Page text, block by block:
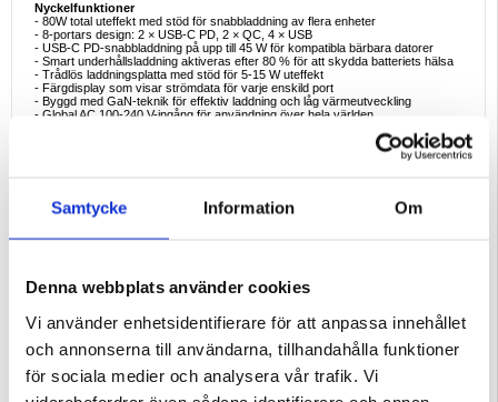
Samtycke Information Om
Denna webbplats använder cookies
Vi använder enhetsidentifierare för att anpassa innehållet
och annonserna till användarna, tillhandahålla funktioner
för sociala medier och analysera vår trafik. Vi
Nyckelfunktioner
- 80W total uteffekt med stöd för snabbladdning av flera enheter
- 8-portars design: 2 × USB-C PD, 2 × QC, 4 × USB
- USB-C PD-snabbladdning på upp till 45 W för kompatibla bärbara datorer
- Smart underhållsladdning aktiveras efter 80 % för att skydda batteriets hälsa
- Trådlös laddningsplatta med stöd för 5-15 W uteffekt
- Färgdisplay som visar strömdata för varje enskild port
- Byggd med GaN-teknik för effektiv laddning och låg värmeutveckling
- Global AC 100-240 V-ingång för användning över hela världen
- QC1 / QC2: 20W
- USB1 + USB2 / USB3 / USB4: 20W
Paketet innehåller
- 1 × nätadapter
- 1 × engelsk användarhandbok
Goda exempel på användning
- Laddar bärbara datorer, surfplattor och telefoner samtidigt
- Ersätter flera laddare hemma eller på kontoret
- Stöd för speltillbehör, ljudenheter och wearables